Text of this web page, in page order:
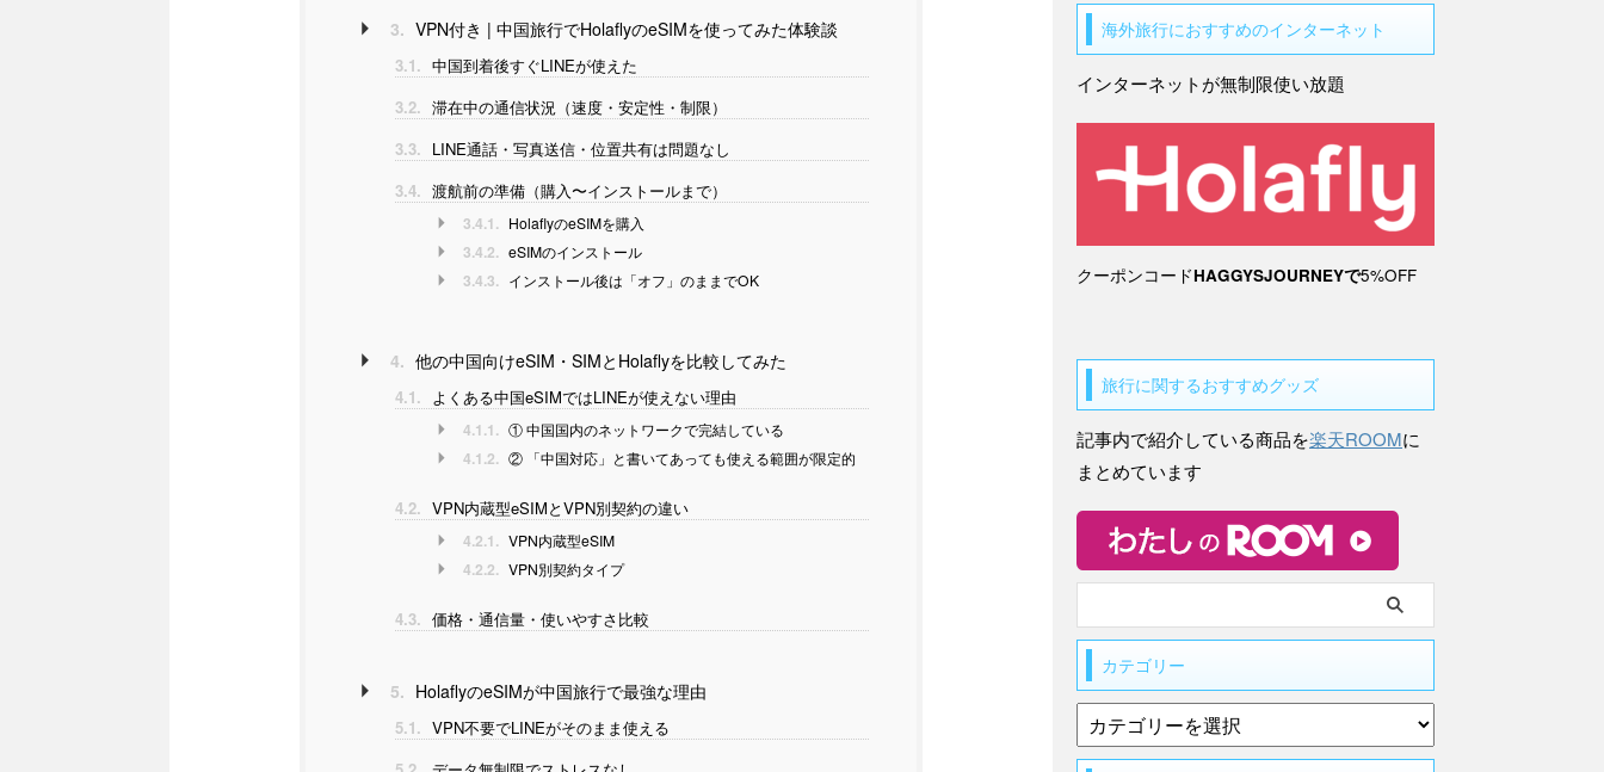
3. VPN付き | 中国旅行でHolaflyのeSIMを使ってみた体験談
3.1. 中国到着後すぐLINEが使えた
3.2. 滞在中の通信状況（速度・安定性・制限）
3.3. LINE通話・写真送信・位置共有は問題なし
3.4. 渡航前の準備（購入〜インストールまで）
3.4.1. HolaflyのeSIMを購入
3.4.2. eSIMのインストール
3.4.3. インストール後は「オフ」のままでOK
4. 他の中国向けeSIM・SIMとHolaflyを比較してみた
4.1. よくある中国eSIMではLINEが使えない理由
4.1.1. ① 中国国内のネットワークで完結している
4.1.2. ② 「中国対応」と書いてあっても使える範囲が限定的
4.2. VPN内蔵型eSIMとVPN別契約の違い
4.2.1. VPN内蔵型eSIM
4.2.2. VPN別契約タイプ
4.3. 価格・通信量・使いやすさ比較
5. HolaflyのeSIMが中国旅行で最強な理由
5.1. VPN不要でLINEがそのまま使える
海外旅行におすすめのインターネット
インターネットが無制限使い放題
クーポンコードHAGGYSJOURNEYで5%OFF
旅行に関するおすすめグッズ
記事内で紹介している商品を楽天ROOMに
まとめています
カテゴリー